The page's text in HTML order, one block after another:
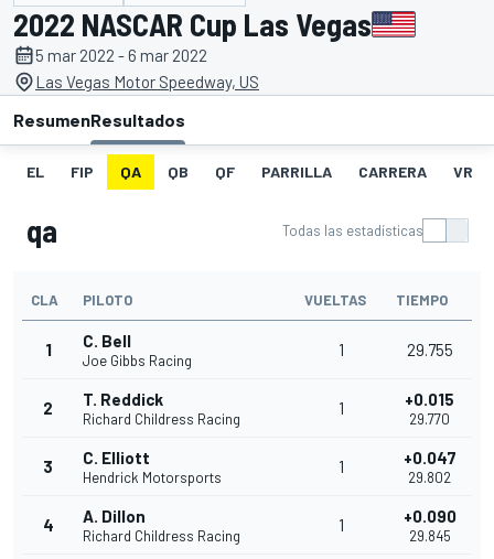
2022 NASCAR Cup Las Vegas
5 mar 2022 - 6 mar 2022
Las Vegas Motor Speedway, US
ResumenResultados
EL FIP QA QB QF PARRILLA CARRERA VR
qa Todas las estadísticas
CLA PILOTO VUELTAS TIEMPO
1 C. Bell
Joe Gibbs Racing
1 29.755
2 T. Reddick
Richard Childress Racing
1 +0.015
29.770
3 C. Elliott
Hendrick Motorsports
1 +0.047
29.802
4 A. Dillon
Richard Childress Racing
1 +0.090
29.845